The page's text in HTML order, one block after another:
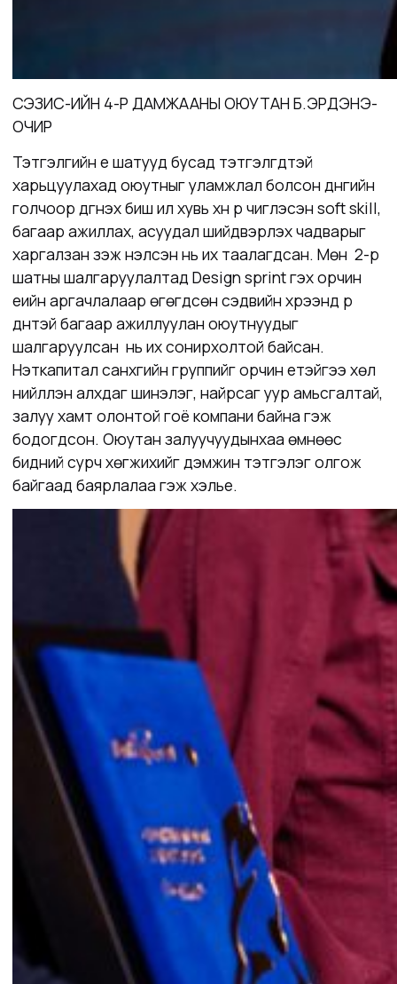
СЭЗИС-ИЙН 4-Р ДАМЖААНЫ ОЮУТАН Б.ЭРДЭНЭ-
ОЧИР
Тэтгэлгийн үе шатууд бусад тэтгэлгүүдтэй
харьцуулахад оюутныг уламжлал болсон дүнгийн
голчоор дүгнэх биш илүү хувь хүн рүү чиглэсэн soft skill,
багаар ажиллах, асуудал шийдвэрлэх чадварыг
харгалзан үзэж үнэлсэн нь их таалагдсан. Мөн 2-р
шатны шалгаруулалтад Design sprint гэх орчин
үеийн аргачлалаар өгөгдсөн сэдвийн хүрээнд үр
дүнтэй багаар ажиллуулан оюутнуудыг
шалгаруулсан нь их сонирхолтой байсан.
Нэткапитал санхүүгийн группийг орчин үетэйгээ хөл
нийлүүлэн алхдаг шинэлэг, найрсаг уур амьсгалтай,
залуу хамт олонтой гоё компани байна гэж
бодогдсон. Оюутан залуучуудынхаа өмнөөс
бидний сурч хөгжихийг дэмжин тэтгэлэг олгож
байгаад баярлалаа гэж хэлье.